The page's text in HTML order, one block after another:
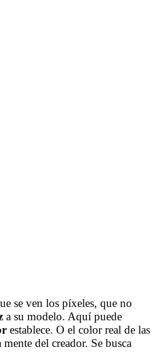
se ven los píxeles, que no
a su modelo. Aquí puede
establece. O el color real de las
del creador. Se busca